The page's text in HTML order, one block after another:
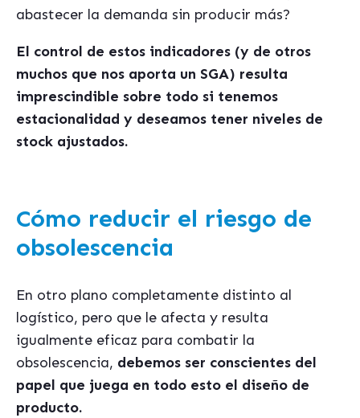
abastecer la demanda sin producir más?
El control de estos indicadores (y de otros
muchos que nos aporta un SGA) resulta
imprescindible sobre todo si tenemos
estacionalidad y deseamos tener niveles de
stock ajustados.
Cómo reducir el riesgo de
obsolescencia
En otro plano completamente distinto al
logístico, pero que le afecta y resulta
igualmente eficaz para combatir la
obsolescencia, debemos ser conscientes del
papel que juega en todo esto el diseño de
producto.